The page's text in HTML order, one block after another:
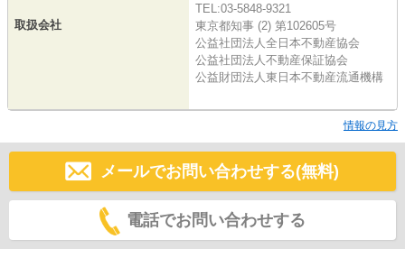
取扱会社
TEL:03-5848-9321
東京都知事 (2) 第102605号
公益社団法人全日本不動産協会
公益社団法人不動産保証協会
公益財団法人東日本不動産流通機構
情報の見方
メールでお問い合わせする(無料)
電話でお問い合わせする